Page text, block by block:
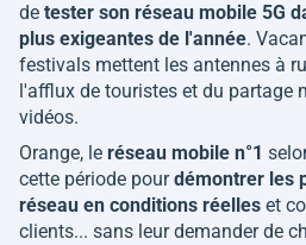
de tester son réseau mobile 5G
plus exigeantes de l'année.
festivals mettent les antennes à
l'afflux de touristes et du partage
vidéos.
Orange, le réseau mobile n°1
cette période pourdémontrer les
réseau en conditions réelles et
clients... sans leur demander de